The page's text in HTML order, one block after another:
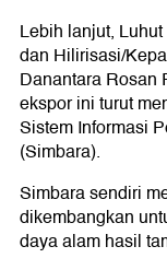
Lebih lanjut,
dan Hilirisasi/
Danantara Rosan
ekspor ini turut
Sistem Informasi
(Simbara).
Simbara sendiri
dikembangkan
daya alam hasil